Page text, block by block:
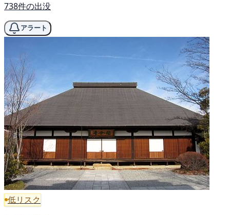
738件の出没
アラート
低リスク